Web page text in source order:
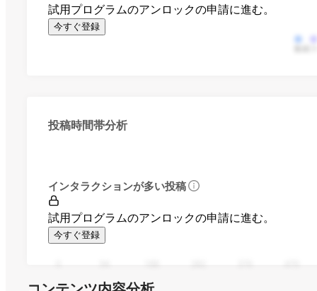
試用プログラムのアンロックの申請に進む。
今すぐ登録
投稿時間帯分析
インタラクションが多い投稿
試用プログラムのアンロックの申請に進む。
今すぐ登録